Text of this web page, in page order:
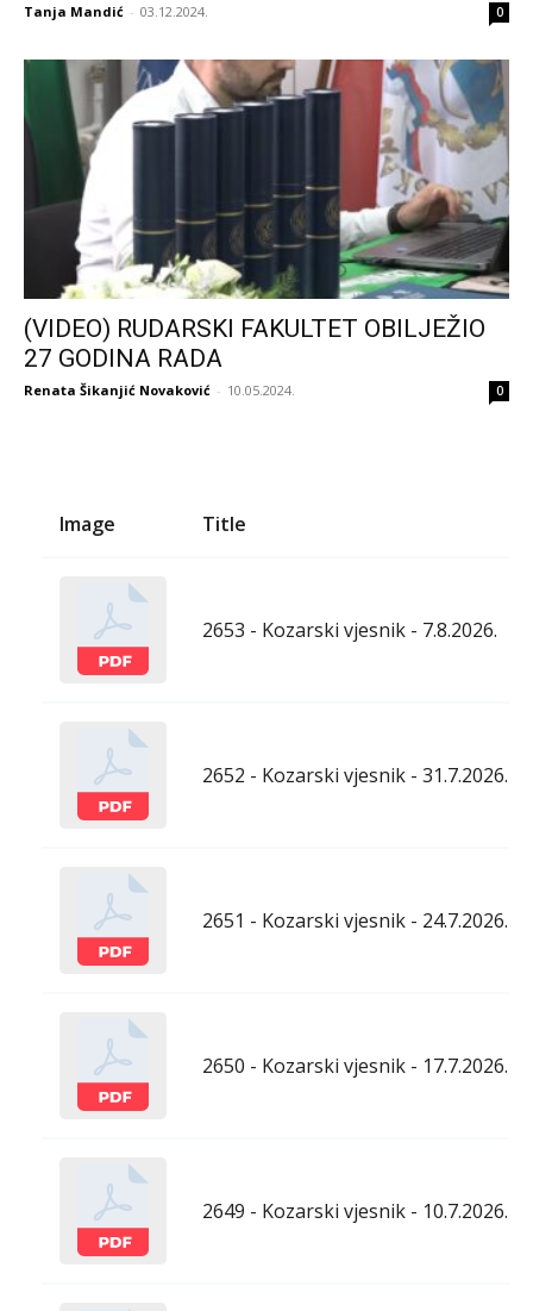
Tanja Mandić - 03.12.2024. 0
(VIDEO) RUDARSKI FAKULTET OBILJEŽIO
27 GODINA RADA
Renata Šikanjić Novaković - 10.05.2024. 0
Image Title
2653 - Kozarski vjesnik - 7.8.2026.
2652 - Kozarski vjesnik - 31.7.2026.
2651 - Kozarski vjesnik - 24.7.2026.
2650 - Kozarski vjesnik - 17.7.2026.
2649 - Kozarski vjesnik - 10.7.2026.